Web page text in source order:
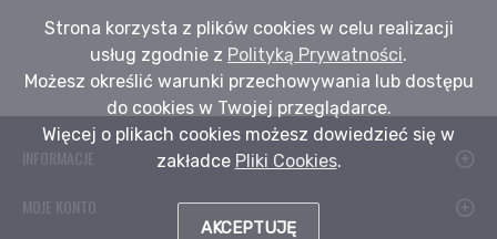
INFORMACJE
MOJE KONTO
AKCEPTUJĘ
Strona korzysta z plików cookies w celu realizacji
usług zgodnie z Polityką Prywatności.
Możesz określić warunki przechowywania lub dostępu
do cookies w Twojej przeglądarce.
Więcej o plikach cookies możesz dowiedzieć się w
zakładce Pliki Cookies.